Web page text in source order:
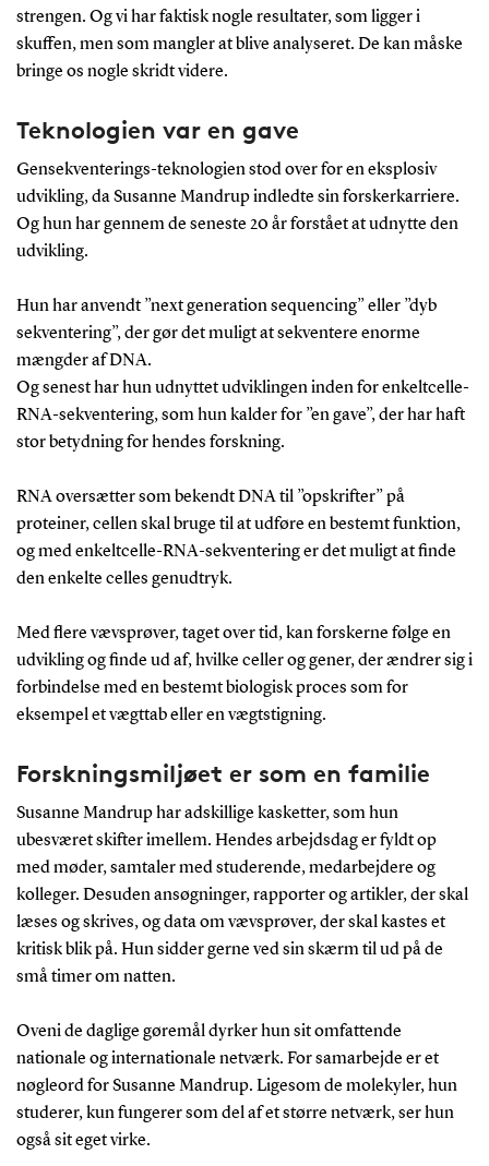
strengen. Og vi har faktisk nogle resultater, som ligger i
skuffen, men som mangler at blive analyseret. De kan måske
bringe os nogle skridt videre.
Teknologien var en gave
Gensekventerings-teknologien stod over for en eksplosiv
udvikling, da Susanne Mandrup indledte sin forskerkarriere.
Og hun har gennem de seneste 20 år forstået at udnytte den
udvikling.
Hun har anvendt ”next generation sequencing” eller ”dyb
sekventering”, der gør det muligt at sekventere enorme
mængder af DNA.
Og senest har hun udnyttet udviklingen inden for enkeltcelle-
RNA-sekventering, som hun kalder for ”en gave”, der har haft
stor betydning for hendes forskning.
RNA oversætter som bekendt DNA til ”opskrifter” på
proteiner, cellen skal bruge til at udføre en bestemt funktion,
og med enkeltcelle-RNA-sekventering er det muligt at finde
den enkelte celles genudtryk.
Med flere vævsprøver, taget over tid, kan forskerne følge en
udvikling og finde ud af, hvilke celler og gener, der ændrer sig i
forbindelse med en bestemt biologisk proces som for
eksempel et vægttab eller en vægtstigning.
Forskningsmiljøet er som en familie
Susanne Mandrup har adskillige kasketter, som hun
ubesværet skifter imellem. Hendes arbejdsdag er fyldt op
med møder, samtaler med studerende, medarbejdere og
kolleger. Desuden ansøgninger, rapporter og artikler, der skal
læses og skrives, og data om vævsprøver, der skal kastes et
kritisk blik på. Hun sidder gerne ved sin skærm til ud på de
små timer om natten.
Oveni de daglige gøremål dyrker hun sit omfattende
nationale og internationale netværk. For samarbejde er et
nøgleord for Susanne Mandrup. Ligesom de molekyler, hun
studerer, kun fungerer som del af et større netværk, ser hun
også sit eget virke.